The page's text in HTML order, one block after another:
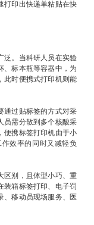
打印出快递单粘贴在快
泛。当科研人员在实验
、标本瓶等容器中，为
此时便携式打印机则能
通过贴标签的方式对采
员需分散到多个核酸采
便携标签打印机由于小
效率的同时又减轻负
区别，且体型小巧、重
装箱标签打印、电子罚
、移动员现场服务、医